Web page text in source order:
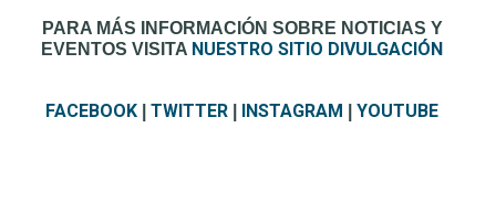
PARA MÁS INFORMACIÓN SOBRE NOTICIAS Y
EVENTOS VISITA NUESTRO SITIO DIVULGACIÓN
FACEBOOK TWITTER INSTAGRAM YOUTUBE